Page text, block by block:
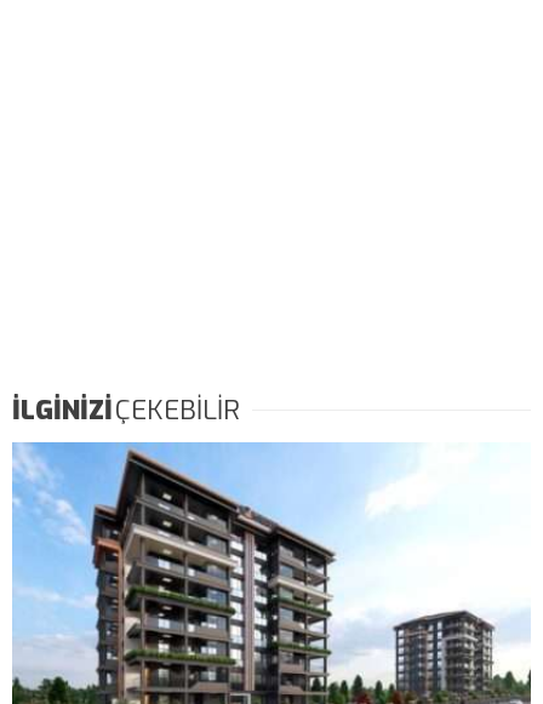
İLGİNİZİÇEKEBİLİR